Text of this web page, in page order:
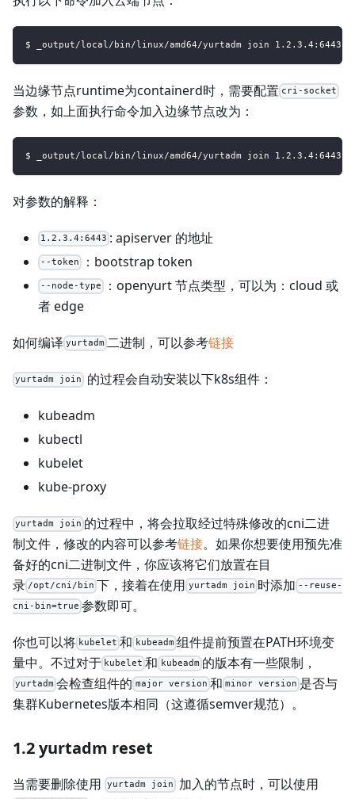
$ _output/local/bin/linux/amd64/yurtadm join 1.2.3.4:6443
当边缘节点runtime为containerd时，需要配置 cri-socket
参数，如上面执行命令加入边缘节点改为：
$ _output/local/bin/linux/amd64/yurtadm join 1.2.3.4:6443
对参数的解释：
1.2.3.4:6443 : apiserver 的地址
--token ：bootstrap token
--node-type
：openyurt 节点类型，可以为：cloud 或
者 edge
如何编译 yurtadm 二进制，可以参考链接
yurtadm join 的过程会自动安装以下k8s组件：
kubeadm
kubectl
kubelet
kube-proxy
yurtadm join 的过程中，将会拉取经过特殊修改的cni二进
制文件，修改的内容可以参考链接。如果你想要使用预先准
备好的cni二进制文件，你应该将它们放置在目
录 /opt/cni/bin 下，接着在使用 yurtadm join 时添加 --reuse-
cni-bin=true 参数即可。
你也可以将 kubelet 和 kubeadm 组件提前预置在PATH环境变
量中。不过对于 kubelet 和 kubeadm 的版本有一些限制，
yurtadm 会检查组件的 major version 和 minor version 是否与
集群Kubernetes版本相同（这遵循semver规范）。
1.2 yurtadm reset
当需要删除使用 yurtadm join 加入的节点时，可以使用